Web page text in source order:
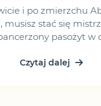
Zaloguj
zamówień
i po zmierzchu
musisz stać się
pasożyt w
Czytaj dalej